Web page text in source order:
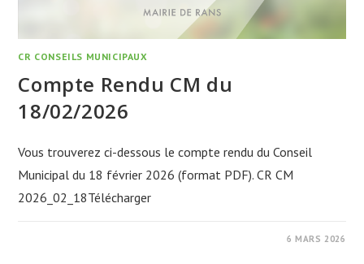
CR CONSEILS MUNICIPAUX
Compte Rendu CM du
18/02/2026
Vous trouverez ci-dessous le compte rendu du Conseil
Municipal du 18 février 2026 (format PDF). CR CM
2026_02_18Télécharger
6 MARS 2026